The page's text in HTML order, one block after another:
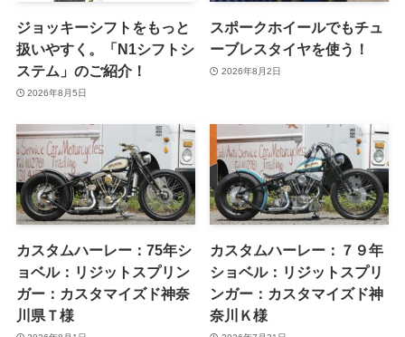
ジョッキーシフトをもっと
扱いやすく。「N1シフトシ
ステム」のご紹介！
2026年8月5日
スポークホイールでもチュ
ーブレスタイヤを使う！
2026年8月2日
カスタムハーレー：75年シ
ョベル：リジットスプリン
ガー：カスタマイズド神奈
川県Ｔ様
カスタムハーレー：７９年
ショベル：リジットスプリ
ンガー：カスタマイズド神
奈川Ｋ様